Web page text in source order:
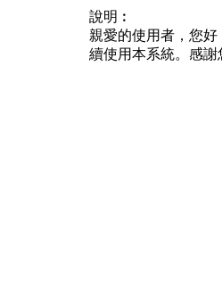
說明︰
親愛的使用者，您
續使用本系統。感謝